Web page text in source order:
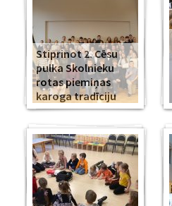
Stiprinot 2. Cēsu
pulka Skolnieku
rotas piemiņas
karoga tradīciju